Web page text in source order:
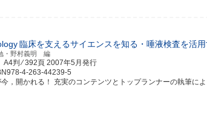
臨床を支えるサイエンスを知る・唾液検査を活
・野村義明 編
A4判 ⁄ 392頁 2007年5月発行
4-263-44239-5
，開かれる！ 充実のコンテンツとトップランナーの執筆に